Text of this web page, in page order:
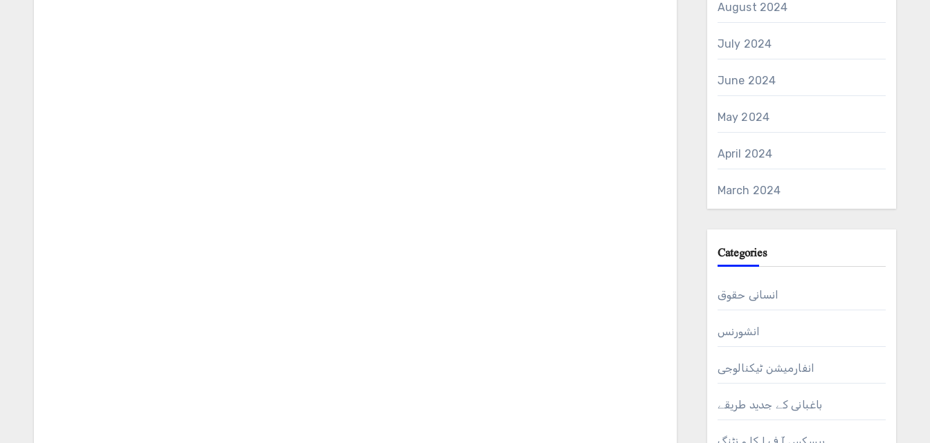
August 2024
July 2024
June 2024
May 2024
April 2024
March 2024
Categories
انسانی حقوق
انشورنس
انفارمیشن ٹیکنالوجی
باغبانی کے جدید طریقے